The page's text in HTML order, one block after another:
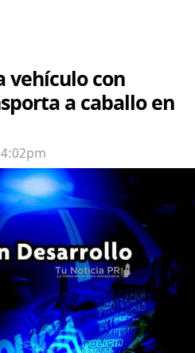
vehículo con
a caballo en